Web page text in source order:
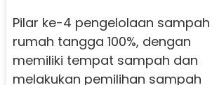
Pilar ke-4 pengelolaan sampah
rumah tangga 100%, dengan
memiliki tempat sampah dan
melakukan pemilihan sampah